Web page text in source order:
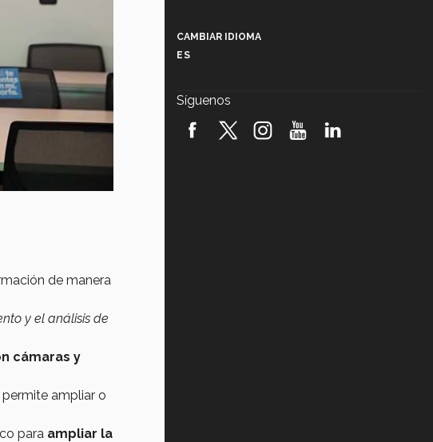
de manera
y el análisis de
cámaras y
ampliar o
para ampliar la
robótica FIRST 2026! (video)
CAMBIAR IDIOMA
ES
Síguenos